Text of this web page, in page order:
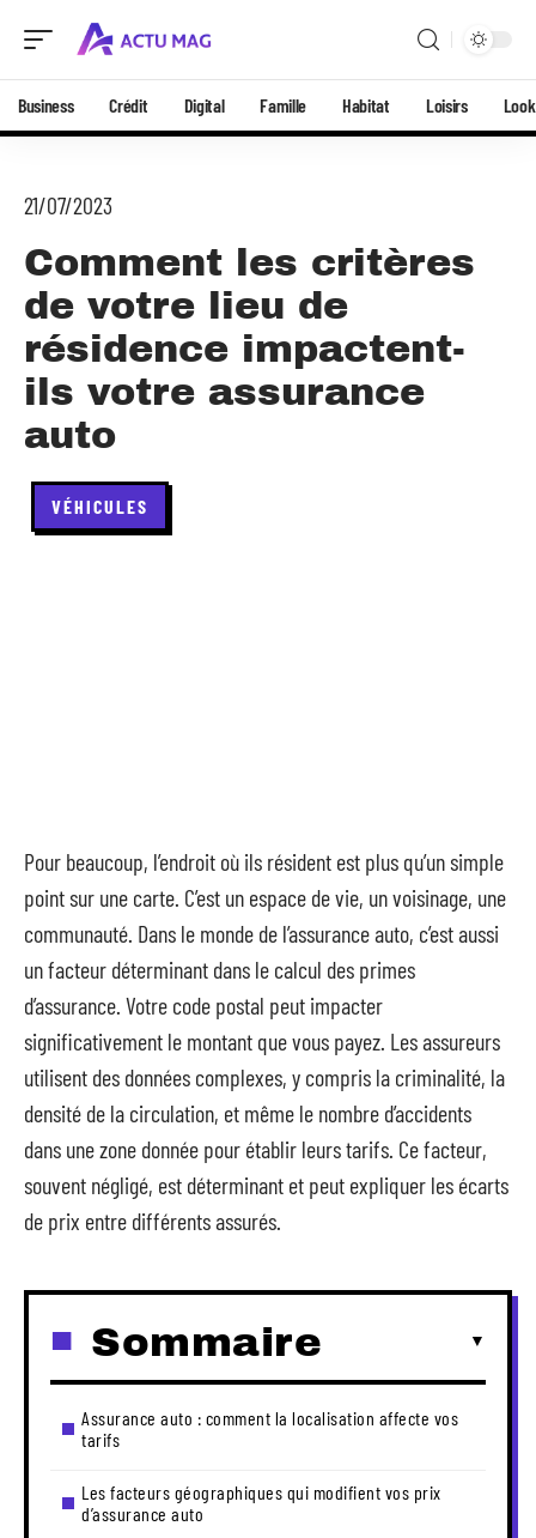
Business Crédit Digital Famille Habitat Loisirs Look
21/07/2023
Comment les critères
de votre lieu de
résidence impactent-
ils votre assurance
auto
VÉHICULES
Pour beaucoup, l’endroit où ils résident est plus qu’un simple
point sur une carte. C’est un espace de vie, un voisinage, une
communauté. Dans le monde de l’assurance auto, c’est aussi
un facteur déterminant dans le calcul des primes
d’assurance. Votre code postal peut impacter
significativement le montant que vous payez. Les assureurs
utilisent des données complexes, y compris la criminalité, la
densité de la circulation, et même le nombre d’accidents
dans une zone donnée pour établir leurs tarifs. Ce facteur,
souvent négligé, est déterminant et peut expliquer les écarts
de prix entre différents assurés.
Sommaire
Assurance auto : comment la localisation affecte vos
tarifs
Les facteurs géographiques qui modifient vos prix
d’assurance auto